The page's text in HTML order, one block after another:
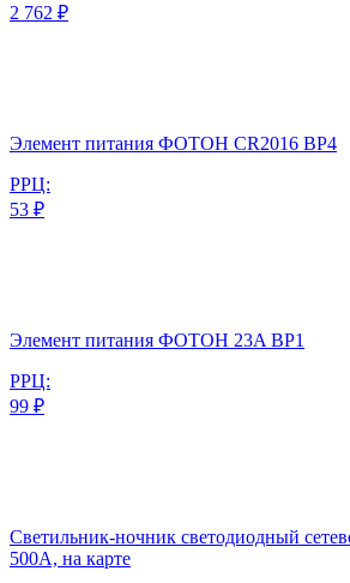
2 762 ₽
Элемент питания ФОТОН CR2016 BP4
РРЦ:
53 ₽
Элемент питания ФОТОН 23A BP1
РРЦ:
99 ₽
Светильник-ночник светодиодный
500A, на карте